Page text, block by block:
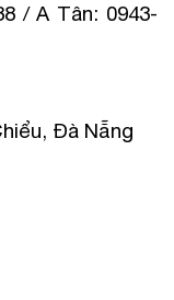
/ A Tân: 0943-
Đà Nẵng